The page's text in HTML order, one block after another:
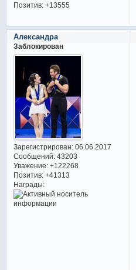
Позитив: +13555
Александра
Заблокирован
Зарегистрирован: 06.06.2017
Сообщений:43203
Уважение: +122268
Позитив: +41313
Награды: